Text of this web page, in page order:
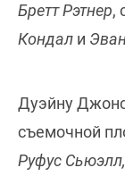
Бретт Рэтнер,
Кондал и
Дуэйну
съемочной
Руфус